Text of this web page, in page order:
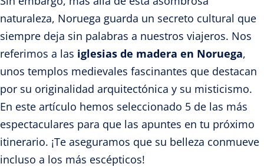
naturaleza, Noruega guarda un secreto cultural que
siempre deja sin palabras a nuestros viajeros. Nos
referimos a las iglesias de madera en Noruega,
unos templos medievales fascinantes que destacan
por su originalidad arquitectónica y su misticismo.
En este artículo hemos seleccionado 5 de las más
espectaculares para que las apuntes en tu próximo
itinerario. ¡Te aseguramos que su belleza conmueve
incluso a los más escépticos!